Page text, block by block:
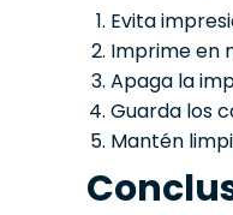
Evita
Imprime en
Apaga la
Guarda los
Mantén